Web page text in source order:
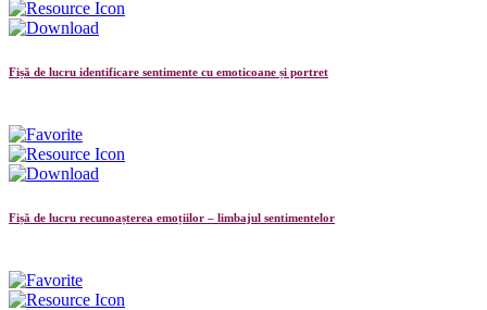
Fișă de lucru identificare sentimente cu emoticoane și portret
Fișă de lucru recunoașterea emoțiilor – limbajul sentimentelor